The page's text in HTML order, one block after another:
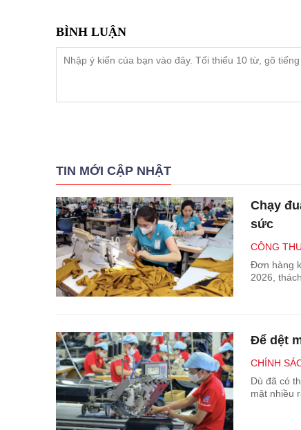
TIN MỚI CẬP NHẬT
Chạy
sức
CÔNG
Đơn hàng
2026,
Để dệt
CHÍNH
Dù đã có
mặt nhiều